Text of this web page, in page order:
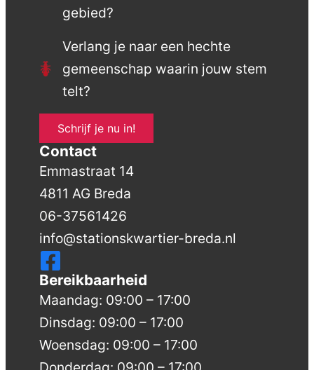
gebied?
Verlang je naar een hechte
gemeenschap waarin jouw stem
telt?
Schrijf je nu in!
Contact
Emmastraat 14
4811 AG Breda
06-37561426
info@stationskwartier-breda.nl
Bereikbaarheid
Maandag: 09:00 – 17:00
Dinsdag: 09:00 – 17:00
Woensdag: 09:00 – 17:00